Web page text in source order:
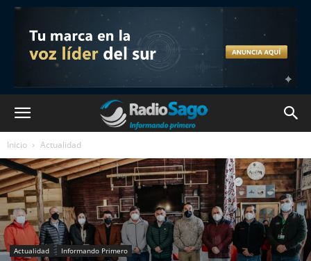
Inicio Actualidad
Actualidad Informando Primero